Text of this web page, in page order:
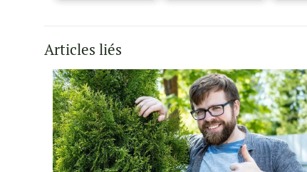
Articles liés